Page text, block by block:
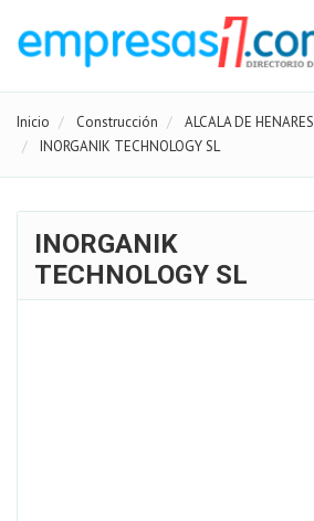
Inicio Construcción
ALCALA DE HENARES
INORGANIK TECHNOLOGY SL
INORGANIK
TECHNOLOGY SL